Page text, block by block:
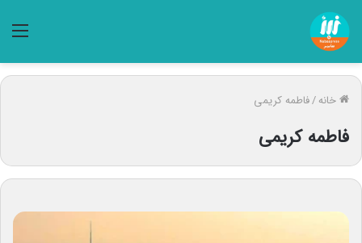
خانه/فاطمه کریمی
فاطمه کریمی